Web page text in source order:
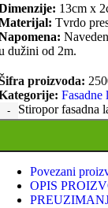
13cm x
Tvrdo
dužini od 2m.
proizvoda:
Fasadne
Stiropor fasadna
Povezani
OPIS